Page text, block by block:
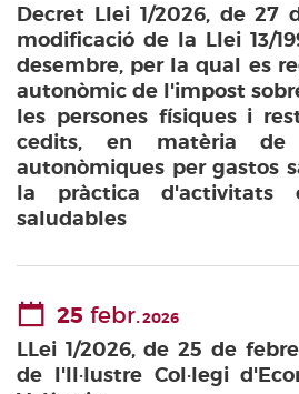
Decret Llei 1/2026, de 27
modificació de la Llei 13/
desembre, per la qual es
autonòmic de l'impost
les persones físiques i
cedits, en matèria de
autonòmiques per gastos
la pràctica d'activitats
saludables
25 febr.2026
LLei 1/2026, de 25 de
de l'Il·lustre Col·legi